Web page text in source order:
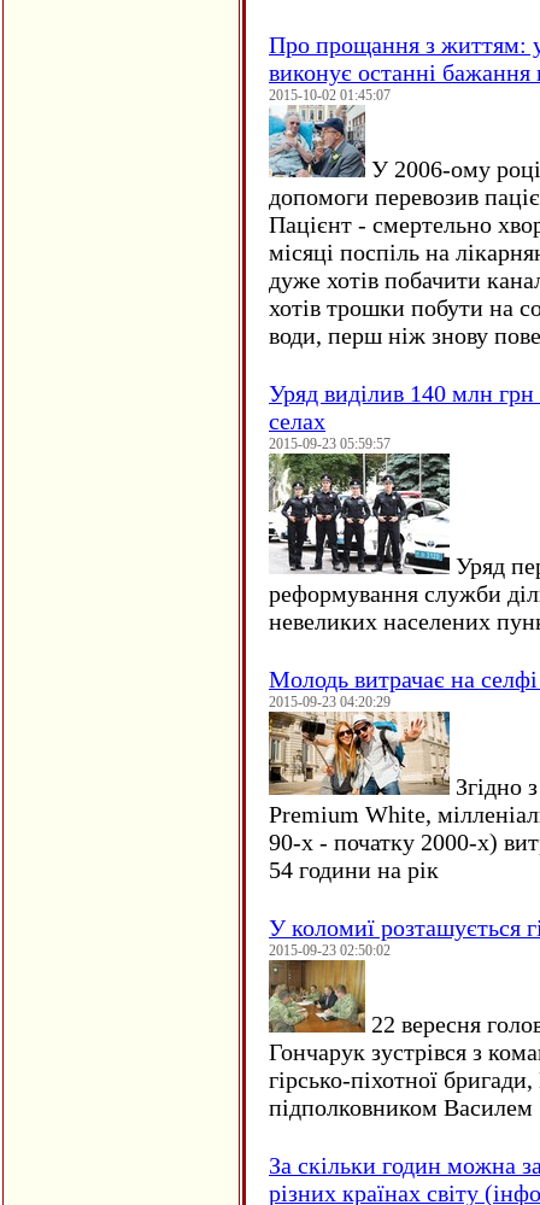
Про прощання з життям:
виконує останні
2015-10-02 01:45:07
У 2006-ому
допомоги перевозив
Пацієнт - смертельно
місяці поспіль на
дуже хотів побачити
хотів трошки побути на
води, перш ніж знову
Уряд виділив 140 млн
селах
2015-09-23 05:59:57
Уряд
реформування служби
невеликих населених
Молодь витрачає на
2015-09-23 04:20:29
Згідно
Premium White,
90-х - початку 2000-х)
54 години на рік
У коломиї розташується
2015-09-23 02:50:02
22 вересня
Гончарук зустрівся з
гірсько-піхотної
підполковником
За скільки годин можна
різних країнах світу